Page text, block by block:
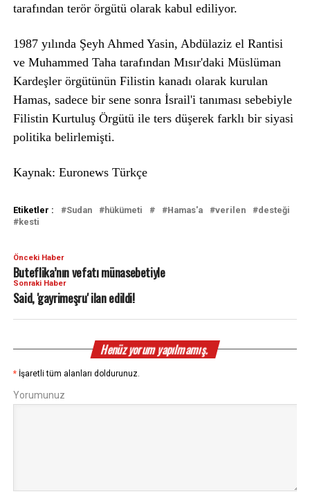
tarafından terör örgütü olarak kabul ediliyor.
1987 yılında Şeyh Ahmed Yasin, Abdülaziz el Rantisi
ve Muhammed Taha tarafından Mısır'daki Müslüman
Kardeşler örgütünün Filistin kanadı olarak kurulan
Hamas, sadece bir sene sonra İsrail'i tanıması sebebiyle
Filistin Kurtuluş Örgütü ile ters düşerek farklı bir siyasi
politika belirlemişti.
Kaynak: Euronews Türkçe
Etiketler : Sudan hükümeti Hamas'a verilen
desteği
kesti
Önceki Haber
Buteflika’nın vefatı münasebetiyle
Sonraki Haber
Said, 'gayrimeşru' ilan edildi!
Henüz yorum yapılmamış.
* İşaretli tüm alanları doldurunuz.
Yorumunuz